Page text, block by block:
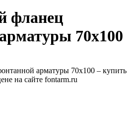
фланец
70x100